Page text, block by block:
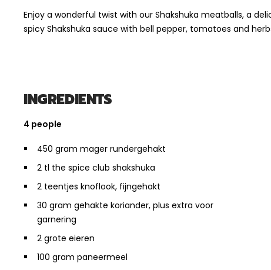
Enjoy a wonderful twist with our Shakshuka meatballs, a
spicy Shakshuka sauce with bell pepper, tomatoes and
INGREDIENTS
4 people
450 gram mager rundergehakt
2 tl the spice club shakshuka
2 teentjes knoflook, fijngehakt
30 gram gehakte koriander, plus extra voor
garnering
2 grote eieren
100 gram paneermeel